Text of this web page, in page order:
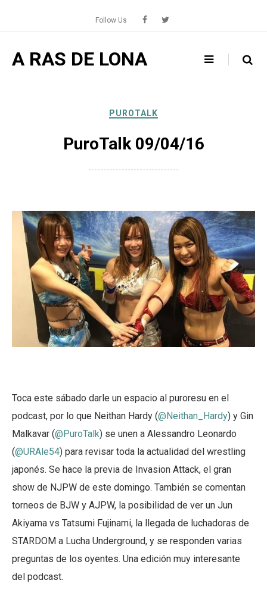
content
Follow Us
A RAS DE LONA
PUROTALK
PuroTalk 09/04/16
Toca este sábado darle un espacio al puroresu en el
podcast, por lo que Neithan Hardy (@Neithan_Hardy) y Gin
Malkavar (@PuroTalk) se unen a Alessandro Leonardo
(@URAle54) para revisar toda la actualidad del wrestling
japonés. Se hace la previa de Invasion Attack, el gran
show de NJPW de este domingo. También se comentan
torneos de BJW y AJPW, la posibilidad de ver un Jun
Akiyama vs Tatsumi Fujinami, la llegada de luchadoras de
STARDOM a Lucha Underground, y se responden varias
preguntas de los oyentes. Una edición muy interesante
del podcast.